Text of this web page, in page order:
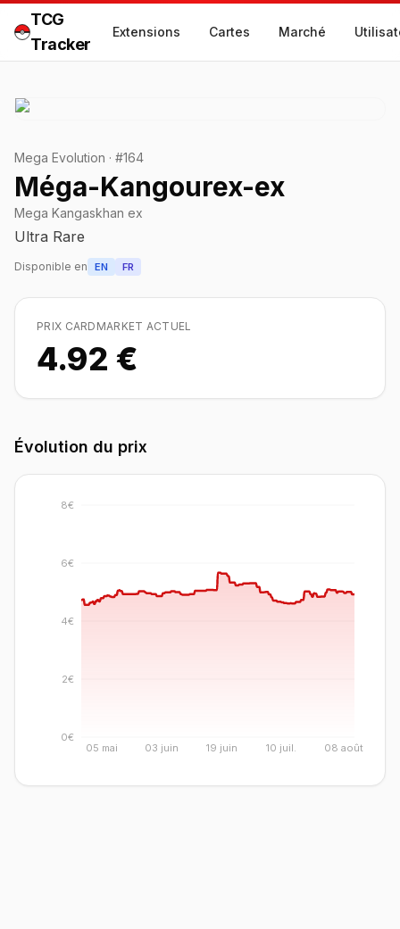
TCG
Tracker
Extensions Cartes Marché
Mega Evolution · #164
Méga-Kangourex-ex
Mega Kangaskhan ex
Ultra Rare
Disponible en EN FR
PRIX CARDMARKET ACTUEL
4.92 €
Évolution du prix
05 mai 03 juin 19 juin 10 juil. 08 août
0€
2€
4€
6€
8€